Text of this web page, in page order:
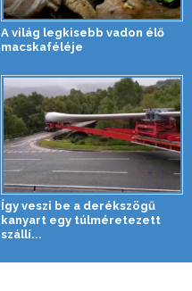
A világ legkisebb vadon élő
macskaféléje
Így veszi be a derékszögű
kanyart egy túlméretezett
szállí...